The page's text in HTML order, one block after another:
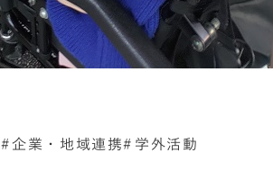
企業・地域連携 学外活動